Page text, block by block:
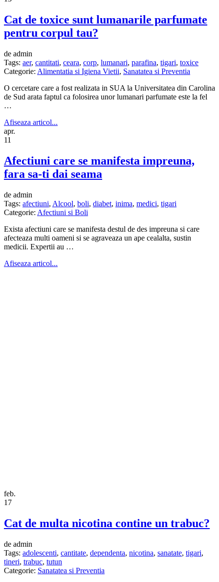
Cat de toxice sunt lumanarile parfumate
pentru corpul tau?
de admin
Tags: aer, cantitati, ceara, corp, lumanari, parafina, tigari, toxice
Categorie: Alimentatia si Igiena Vietii, Sanatatea si Preventia
O cercetare care a fost realizata in SUA la Universitatea din Carolina
de Sud arata faptul ca folosirea unor lumanari parfumate este la fel
…
Afiseaza articol...
apr.
11
Afectiuni care se manifesta impreuna,
fara sa-ti dai seama
de admin
Tags: afectiuni, Alcool, boli, diabet, inima, medici, tigari
Categorie: Afectiuni si Boli
Exista afectiuni care se manifesta destul de des impreuna si care
afecteaza multi oameni si se agraveaza un ape cealalta, sustin
medicii. Expertii au …
Afiseaza articol...
feb.
17
Cat de multa nicotina contine un trabuc?
de admin
Tags: adolescenti, cantitate, dependenta, nicotina, sanatate, tigari,
tineri, trabuc, tutun
Categorie: Sanatatea si Preventia